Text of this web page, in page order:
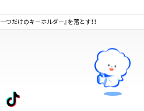
つだけのキーホルダー』を落とす！！